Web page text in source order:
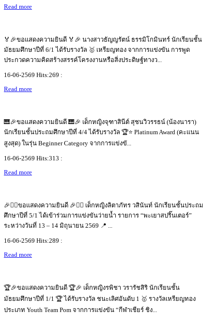
Read more
🏅🎉ขอแสดงความยินดี 🏅🎉 นางสาวธัญญรัตน์ ธรรมิโกมินทร์ นักเรียนชั้น
มัธยมศึกษาปีที่ 6/1 ได้รับรางวัล 🥇 เหรียญทอง จากการแข่งขัน การพูด
ประกวดความคิดสร้างสรรค์โครงงานหรือสิ่งประดิษฐ์ทางว...
16-06-2569 Hits:269 :
Read more
🎹🎉ขอแสดงความยินดี 🎹🎉 เด็กหญิงจุฑาสินีต์ สุชนวิวรรธน์ (น้องนารา)
นักเรียนชั้นประถมศึกษาปีที่ 4/4 ได้รับรางวัล 🏆⭐ Platinum Award (คะแนน
สูงสุด) ในรุ่น Beginner Category จากการแข่งขั...
16-06-2569 Hits:313 :
Read more
🎉🏊‍♀️ขอแสดงความยินดี 🎉🏊‍♀️ เด็กหญิงลิตาภัทร วสินันท์ นักเรียนชั้นประถม
ศึกษาปีที่ 5/1 ได้เข้าร่วมการแข่งขันว่ายน้ำ รายการ “พะเยาสปริ๊นเตอร์”
ระหว่างวันที่ 13 – 14 มิถุนายน 2569 📍 ...
16-06-2569 Hits:289 :
Read more
🏆🎉ขอแสดงความยินดี 🏆🎉 เด็กหญิงรพิชา วรารัชสิริ นักเรียนชั้น
มัธยมศึกษาปีที่ 1/1 🏆 ได้รับรางวัล ชนะเลิศอันดับ 1 🥇 รางวัลเหรียญทอง
ประเภท Youth Team Pom จากการแข่งขัน “กีฬาเชียร์ ชิง...